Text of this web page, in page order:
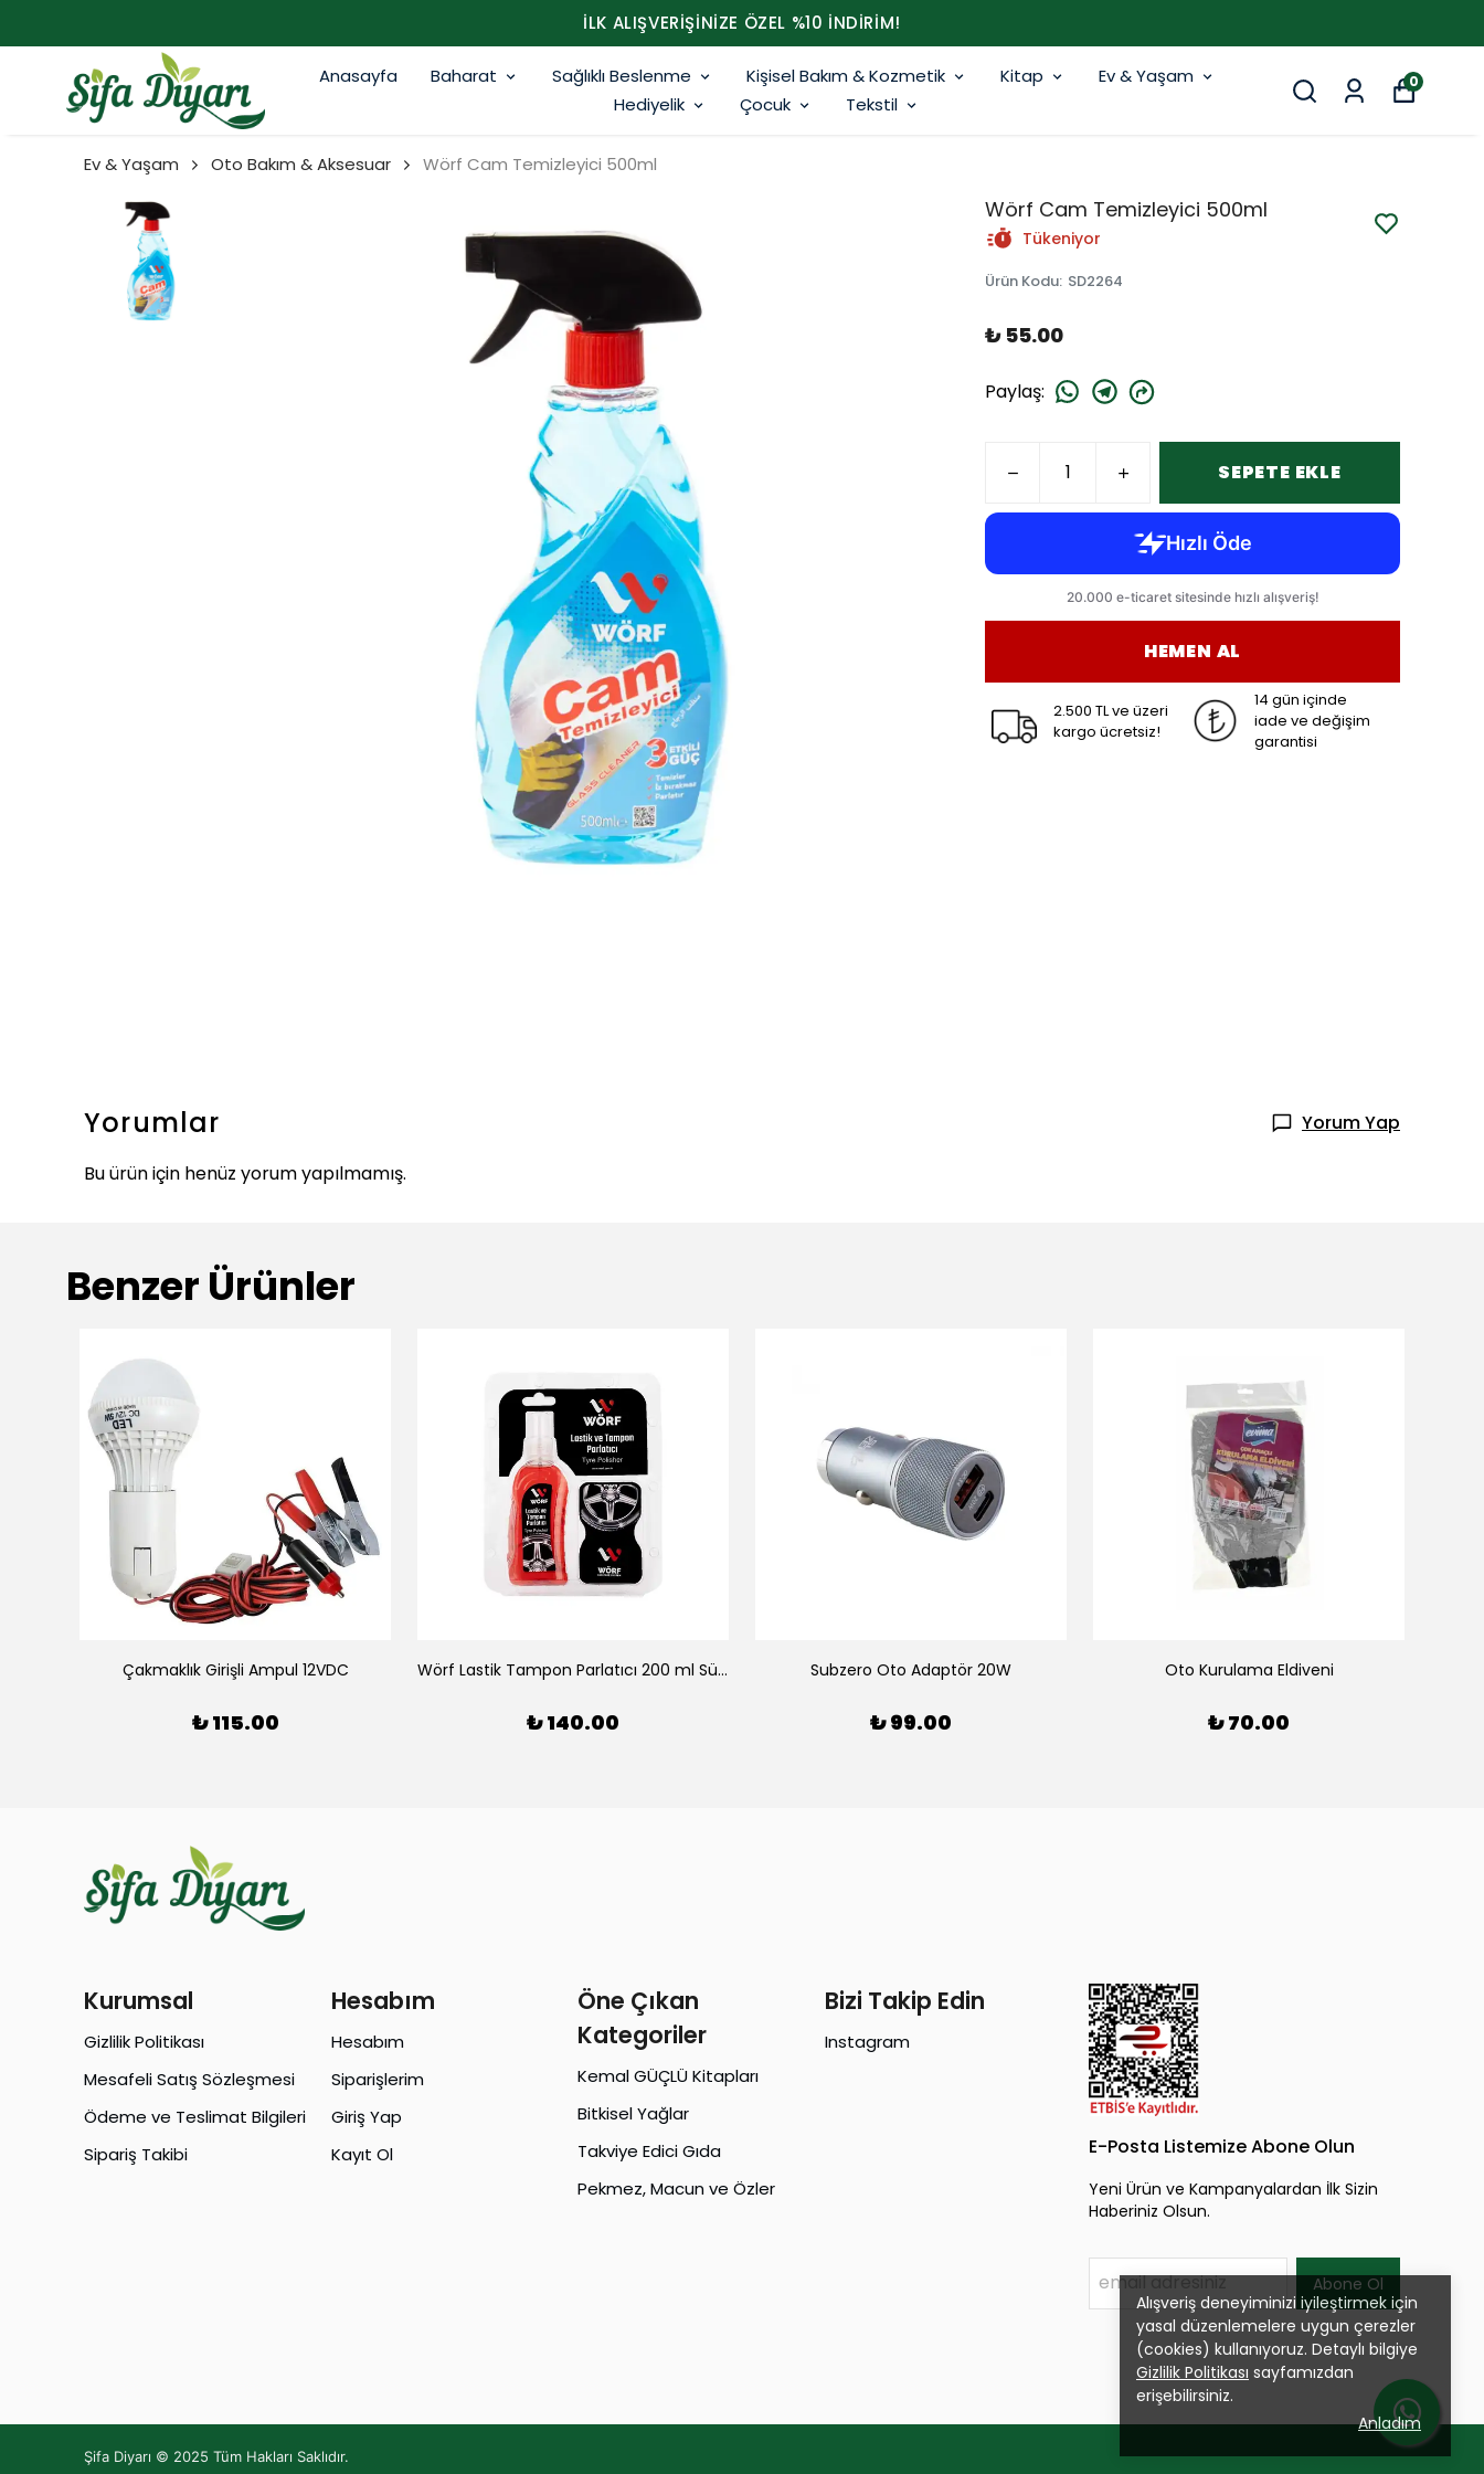
İLK ALIŞVERİŞİNİZE ÖZEL %10 İNDİRİM!
Anasayfa Baharat Sağlıklı Beslenme Kişisel Bakım & Kozmetik Kitap
Ev & Yaşam
Hediyelik
Çocuk Tekstil
0
Alışveriş deneyiminizi iyileştirmek için
yasal düzenlemelere uygun çerezler
(cookies) kullanıyoruz. Detaylı bilgiye
Gizlilik Politikası sayfamızdan
erişebilirsiniz.
Anladım
Ev & Yaşam Oto Bakım & Aksesuar Wörf Cam Temizleyici 500ml
Wörf Cam Temizleyici 500ml
Tükeniyor
Ürün Kodu: SD2264
₺ 55.00
Paylaş:
SEPETE EKLE
HEMEN AL
2.500 TL ve üzeri
kargo ücretsiz!
14 gün içinde
iade ve değişim
garantisi
Yorumlar
Yorum Yap
Bu ürün için henüz yorum yapılmamış.
Benzer Ürünler
Çakmaklık Girişli Ampul 12VDC
₺ 115.00
Wörf Lastik Tampon Parlatıcı 200 ml Süngerli Set
₺ 140.00
Subzero Oto Adaptör 20W
₺ 99.00
Oto Kurulama Eldiveni
₺ 70.00
Kurumsal
Gizlilik Politikası
Mesafeli Satış Sözleşmesi
Ödeme ve Teslimat Bilgileri
Sipariş Takibi
Hesabım
Hesabım
Siparişlerim
Giriş Yap
Kayıt Ol
Öne Çıkan
Kategoriler
Kemal GÜÇLÜ Kitapları
Bitkisel Yağlar
Takviye Edici Gıda
Pekmez, Macun ve Özler
Bizi Takip Edin
Instagram
E-Posta Listemize Abone Olun
Yeni Ürün ve Kampanyalardan İlk Sizin
Haberiniz Olsun.
Abone Ol
Şifa Diyarı © 2025 Tüm Hakları Saklıdır.